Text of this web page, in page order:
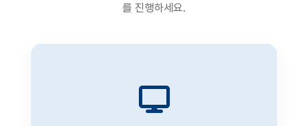
를 진행하세요.